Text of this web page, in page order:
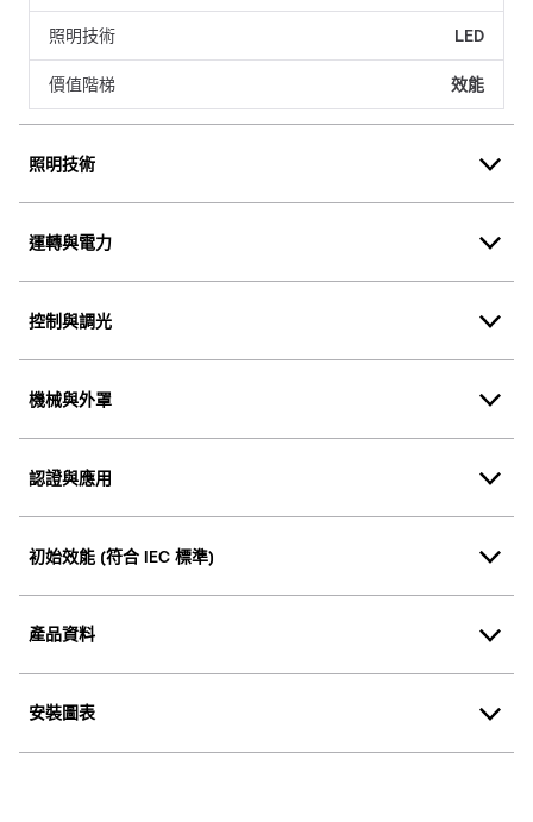
照明技術 LED
價值階梯 效能
照明技術
運轉與電力
控制與調光
機械與外罩
認證與應用
初始效能 (符合 IEC 標準)
產品資料
安裝圖表